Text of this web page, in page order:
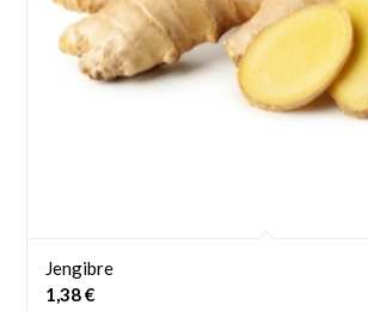
Jengibre
1,38€